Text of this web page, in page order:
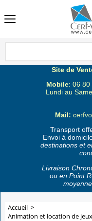
Site de
Mobile: 06 80
Lundi au
Mail:
Transport
Envoi à
destinations et
Livraison
ou en Point
Accueil >
Animation et location de